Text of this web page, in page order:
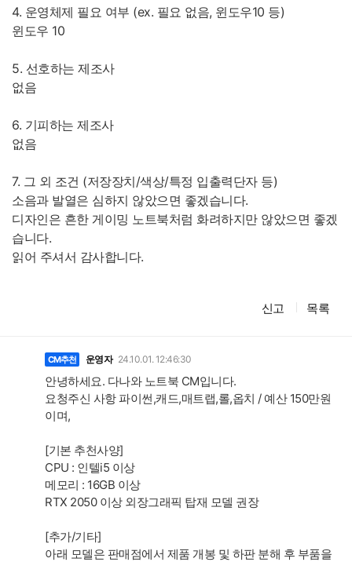
4. 운영체제 필요 여부 (ex. 필요 없음, 윈도우10 등)
윈도우 10
5. 선호하는 제조사
없음
6. 기피하는 제조사
없음
7. 그 외 조건 (저장장치/색상/특정 입출력단자 등)
소음과 발열은 심하지 않았으면 좋겠습니다.
디자인은 흔한 게이밍 노트북처럼 화려하지만 않았으면 좋겠
습니다.
읽어 주셔서 감사합니다.
신고 목록
CM추천 운영자 24.10.01. 12:46:30
안녕하세요. 다나와 노트북 CM입니다.
요청주신 사항 파이썬,캐드,매트랩,롤,옵치 / 예산 150만원
이며,
[기본 추천사양]
CPU : 인텔i5 이상
메모리 : 16GB 이상
RTX 2050 이상 외장그래픽 탑재 모델 권장
[추가/기타]
아래 모델은 판매점에서 제품 개봉 및 하판 분해 후 부품을